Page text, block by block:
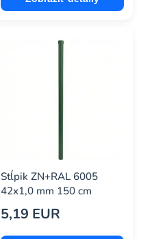
Stĺpik ZN+RAL 6005
42x1,0 mm 150 cm
5,19 EUR